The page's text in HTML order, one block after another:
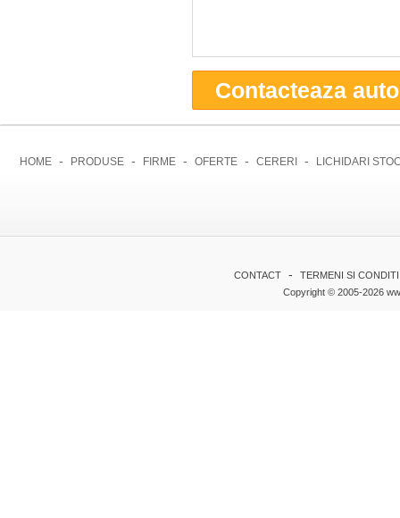
Contacteaza
HOME - PRODUSE - FIRME - OFERTE - CERERI - LICHIDARI
CONTACT -
TERMENI SI
Copyright © 2005-2026